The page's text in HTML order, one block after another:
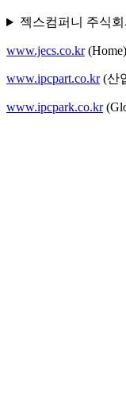
젝스컴퍼니 주식
www.jecs.co.kr(Home)
www.ipcpart.co.kr(산
www.ipcpark.co.kr